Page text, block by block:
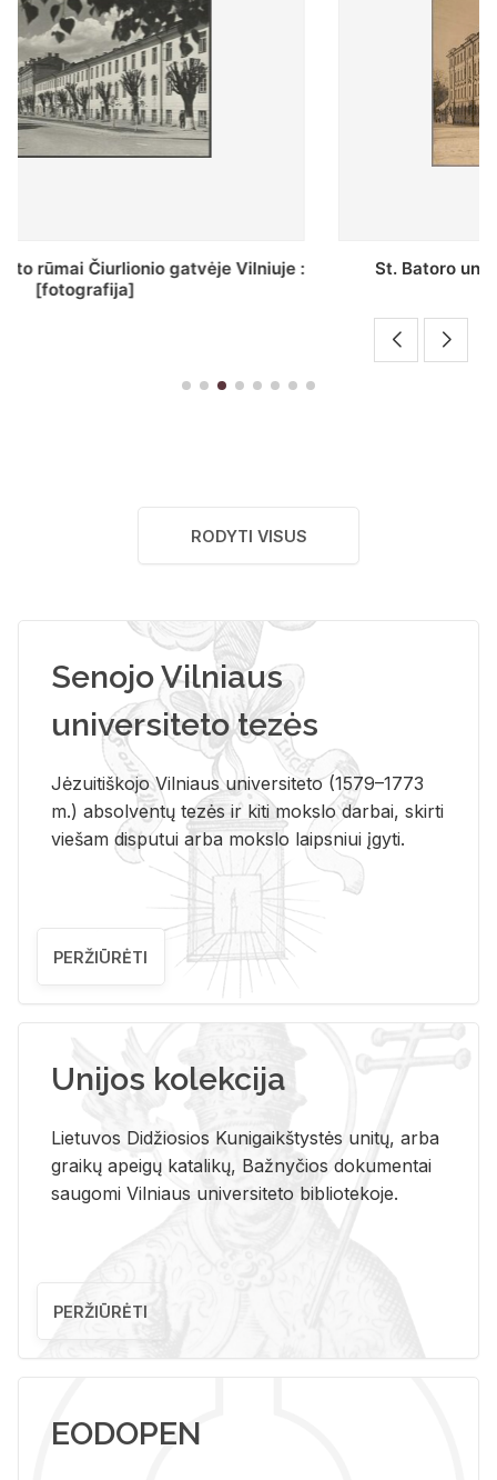
St. Batoro universiteto J. Pilsudskio kolegija :
RODYTI VISUS
Senojo Vilniaus
universiteto tezės
Jėzuitiškojo Vilniaus universiteto (1579–1773
m.) absolventų tezės ir kiti mokslo darbai, skirti
viešam disputui arba mokslo laipsniui įgyti.
PERŽIŪRĖTI
Unijos kolekcija
Lietuvos Didžiosios Kunigaikštystės unitų, arba
graikų apeigų katalikų, Bažnyčios dokumentai
saugomi Vilniaus universiteto bibliotekoje.
PERŽIŪRĖTI
EODOPEN